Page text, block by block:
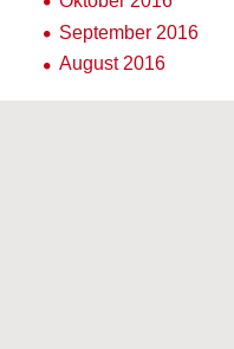
September 2016
August 2016